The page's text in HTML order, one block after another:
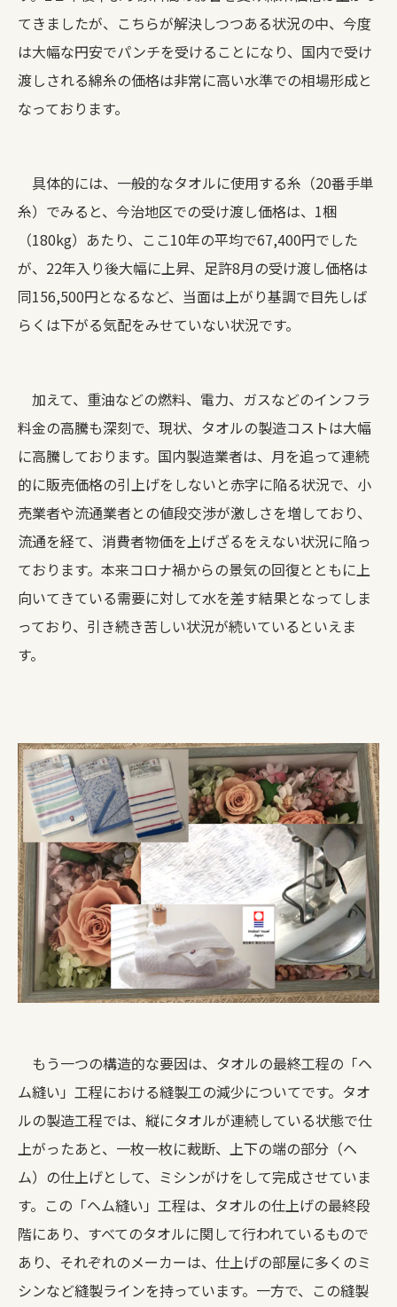
てきましたが、こちらが解決しつつある状況の中、今度
は大幅な円安でパンチを受けることになり、国内で受け
渡しされる綿糸の価格は非常に高い水準での相場形成と
なっております。
具体的には、一般的なタオルに使用する糸（20番手単
糸）でみると、今治地区での受け渡し価格は、1梱
（180kg）あたり、ここ10年の平均で67,400円でした
が、22年入り後大幅に上昇、足許8月の受け渡し価格は
同156,500円となるなど、当面は上がり基調で目先しば
らくは下がる気配をみせていない状況です。
加えて、重油などの燃料、電力、ガスなどのインフラ
料金の高騰も深刻で、現状、タオルの製造コストは大幅
に高騰しております。国内製造業者は、月を追って連続
的に販売価格の引上げをしないと赤字に陥る状況で、小
売業者や流通業者との値段交渉が激しさを増しており、
流通を経て、消費者物価を上げざるをえない状況に陥っ
ております。本来コロナ禍からの景気の回復とともに上
向いてきている需要に対して水を差す結果となってしま
っており、引き続き苦しい状況が続いているといえま
す。
もう一つの構造的な要因は、タオルの最終工程の「ヘ
ム縫い」工程における縫製工の減少についてです。タオ
ルの製造工程では、縦にタオルが連続している状態で仕
上がったあと、一枚一枚に裁断、上下の端の部分（ヘ
ム）の仕上げとして、ミシンがけをして完成させていま
す。この「ヘム縫い」工程は、タオルの仕上げの最終段
階にあり、すべてのタオルに関して行われているもので
あり、それぞれのメーカーは、仕上げの部屋に多くのミ
シンなど縫製ラインを持っています。一方で、この縫製